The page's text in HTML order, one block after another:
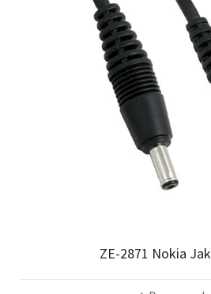
ZE-2871 Nokia